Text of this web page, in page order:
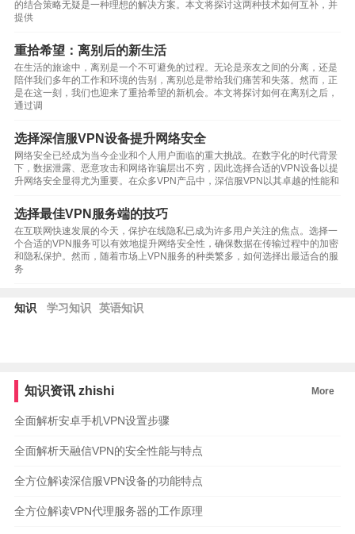
的结合策略无疑是一种理想的解决方案。本文将探讨这两种技术如何互补，并
提供
重拾希望：离别后的新生活
在生活的旅途中，离别是一个不可避免的过程。无论是亲友之间的分离，还是
陪伴我们多年的工作和环境的告别，离别总是带给我们痛苦和失落。然而，正
是在这一刻，我们也迎来了重拾希望的新机会。本文将探讨如何在离别之后，
通过调
选择深信服VPN设备提升网络安全
网络安全已经成为当今企业和个人用户面临的重大挑战。在数字化的时代背景
下，数据泄露、恶意攻击和网络诈骗层出不穷，因此选择合适的VPN设备以提
升网络安全显得尤为重要。在众多VPN产品中，深信服VPN以其卓越的性能和
选择最佳VPN服务端的技巧
在互联网快速发展的今天，保护在线隐私已成为许多用户关注的焦点。选择一
个合适的VPN服务可以有效地提升网络安全性，确保数据在传输过程中的加密
和隐私保护。然而，随着市场上VPN服务的种类繁多，如何选择出最适合的服
务
知识 学习知识 英语知识
知识资讯 zhishi More
全面解析安卓手机VPN设置步骤
全面解析天融信VPN的安全性能与特点
全方位解读深信服VPN设备的功能特点
全方位解读VPN代理服务器的工作原理